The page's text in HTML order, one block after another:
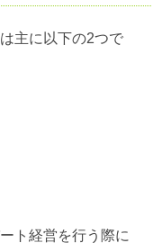
主に以下の2つで
ト経営を行う際に